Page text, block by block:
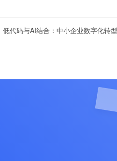
低代码与AI结合：中小企业数字化转